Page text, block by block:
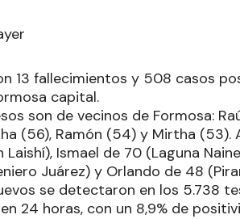
13 fallecimientos y 508 casos
capital.
son de vecinos de Formosa:
(56), Ramón (54) y Mirtha (53).
Laishí), Ismael de 70 (Laguna
Juárez) y Orlando de 48
se detectaron en los 5.738
24 horas, con un 8,9% de